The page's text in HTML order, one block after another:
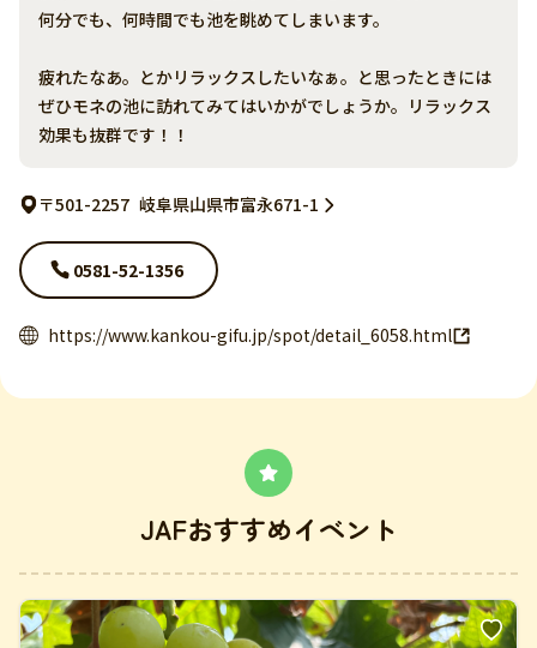
何分でも、何時間でも池を眺めてしまいます。
疲れたなあ。とかリラックスしたいなぁ。と思ったときには
ぜひモネの池に訪れてみてはいかがでしょうか。リラックス
効果も抜群です！！
〒501-2257 岐阜県山県市富永671-1
0581-52-1356
https://www.kankou-gifu.jp/spot/detail_6058.html
JAFおすすめイベント